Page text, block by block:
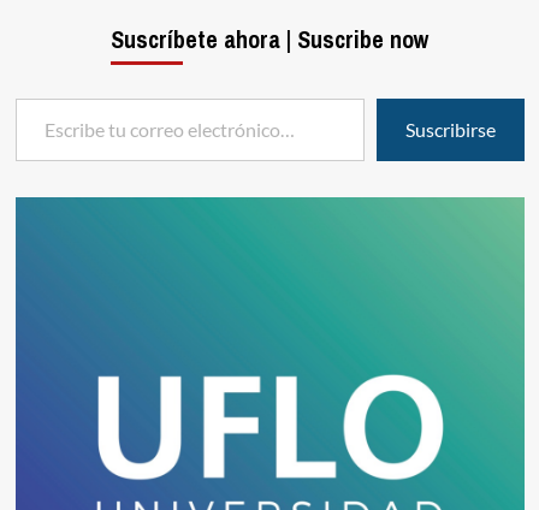
Suscríbete ahora | Suscribe now
Escribe tu correo electrónico…
Suscribirse